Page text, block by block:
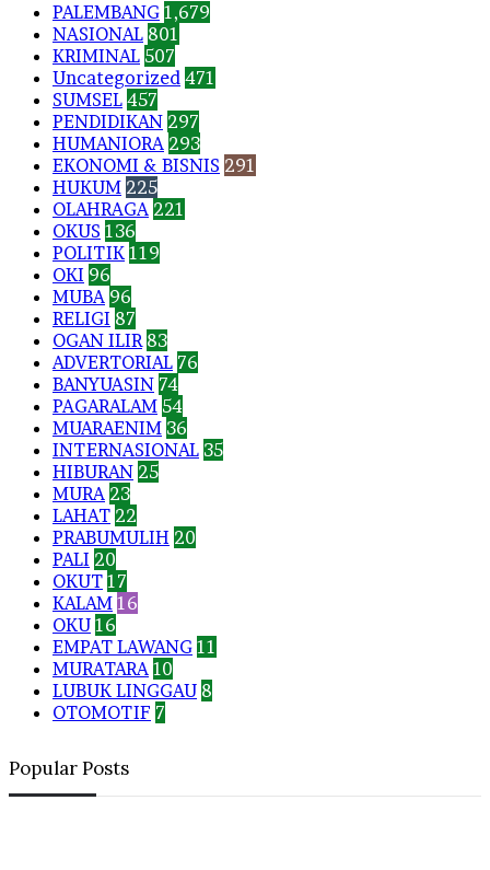
PALEMBANG 1,679
NASIONAL 801
KRIMINAL 507
Uncategorized 471
SUMSEL 457
PENDIDIKAN 297
HUMANIORA 293
EKONOMI & BISNIS 291
HUKUM 225
OLAHRAGA 221
OKUS 136
POLITIK 119
OKI 96
MUBA 96
RELIGI 87
OGAN ILIR 83
ADVERTORIAL 76
BANYUASIN 74
PAGARALAM 54
MUARAENIM 36
INTERNASIONAL 35
HIBURAN 25
MURA 23
LAHAT 22
PRABUMULIH 20
PALI 20
OKUT 17
KALAM 16
OKU 16
EMPAT LAWANG 11
MURATARA 10
LUBUK LINGGAU 8
OTOMOTIF 7
Popular Posts